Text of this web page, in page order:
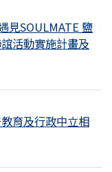
見SOULMATE 鹽
活動實施計畫及
育及行政中立相